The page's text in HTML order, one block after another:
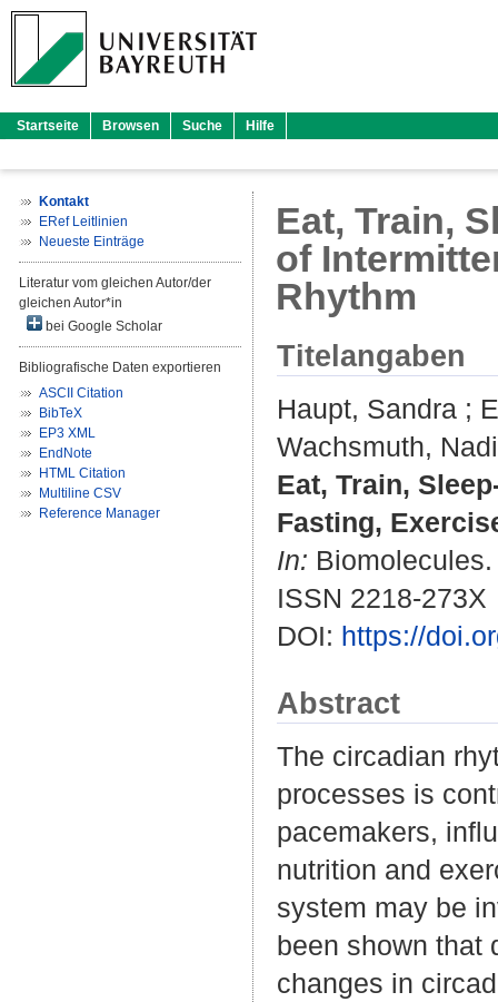
Startseite Browsen Suche Hilfe
Kontakt
ERef Leitlinien
Neueste Einträge
Literatur vom gleichen Autor/der
gleichen Autor*in
bei Google Scholar
Bibliografische Daten exportieren
ASCII Citation
BibTeX
EP3 XML
EndNote
HTML Citation
Multiline CSV
Reference Manager
Eat, Train,
of
Rhythm
Titelangaben
Haupt, Sandra ;
Wachsmuth,
Eat, Train,
Fasting,
In:
ISSN 2218-273X
DOI: https://
Abstract
The circadian
processes is
pacemakers,
nutrition and
system may be
been shown that
changes in